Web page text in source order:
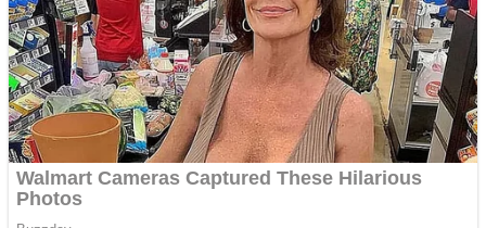
Aplică acum pentru toate
tipurile de împrumuturi
și obține bani urgent!